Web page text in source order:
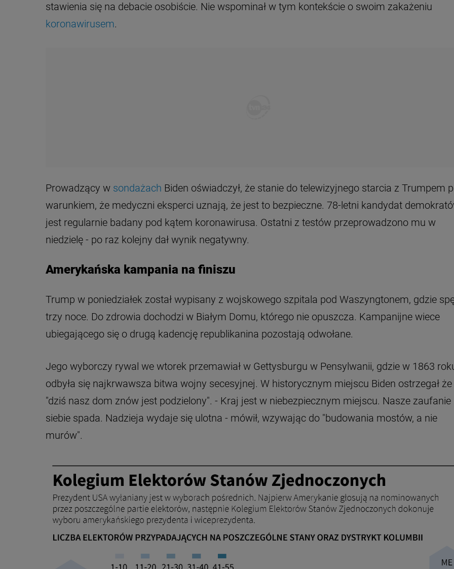
stawienia się na debacie osobiście. Nie wspominał w tym kontekście o swoim zakażeniu
koronawirusem.
Prowadzący w sondażach Biden oświadczył, że stanie do telewizyjnego starcia z Trumpem
warunkiem, że medyczni eksperci uznają, że jest to bezpieczne. 78-letni kandydat
jest regularnie badany pod kątem koronawirusa. Ostatni z testów przeprowadzono mu w
niedzielę - po raz kolejny dał wynik negatywny.
Amerykańska kampania na finiszu
Trump w poniedziałek został wypisany z wojskowego szpitala pod Waszyngtonem, gdzie
trzy noce. Do zdrowia dochodzi w Białym Domu, którego nie opuszcza. Kampanijne wiece
ubiegającego się o drugą kadencję republikanina pozostają odwołane.
Jego wyborczy rywal we wtorek przemawiał w Gettysburgu w Pensylwanii, gdzie w 1863
odbyła się najkrwawsza bitwa wojny secesyjnej. W historycznym miejscu Biden ostrzegał że
"dziś nasz dom znów jest podzielony". - Kraj jest w niebezpiecznym miejscu. Nasze zaufanie
siebie spada. Nadzieja wydaje się ulotna - mówił, wzywając do "budowania mostów, a nie
murów".